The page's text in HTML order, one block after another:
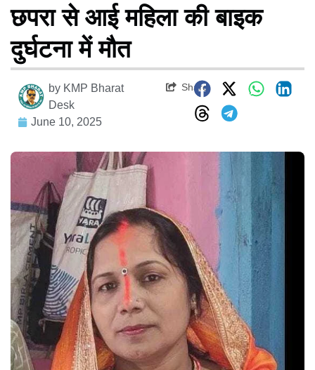
छपरा से आई महिला की बाइक
दुर्घटना में मौत
by KMP Bharat
Desk
June 10, 2025
Share